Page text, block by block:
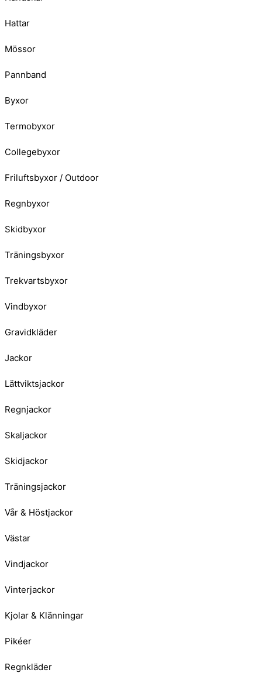
Hattar
Mössor
Pannband
Byxor
Termobyxor
Collegebyxor
Friluftsbyxor / Outdoor
Regnbyxor
Skidbyxor
Träningsbyxor
Trekvartsbyxor
Vindbyxor
Gravidkläder
Jackor
Lättviktsjackor
Regnjackor
Skaljackor
Skidjackor
Träningsjackor
Vår & Höstjackor
Västar
Vindjackor
Vinterjackor
Kjolar & Klänningar
Pikéer
Regnkläder